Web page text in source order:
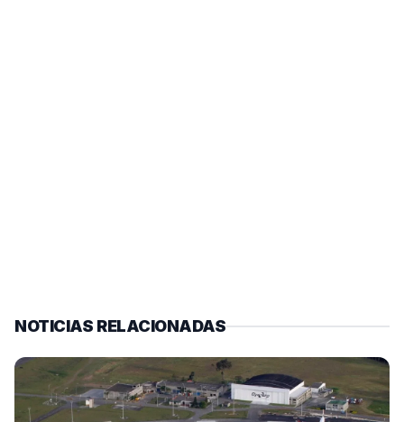
NOTICIAS RELACIONADAS